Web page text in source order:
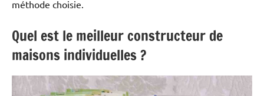
méthode choisie.
Quel est le meilleur constructeur de
maisons individuelles ?